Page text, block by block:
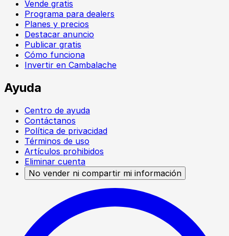
Vende gratis
Programa para dealers
Planes y precios
Destacar anuncio
Publicar gratis
Cómo funciona
Invertir en Cambalache
Ayuda
Centro de ayuda
Contáctanos
Política de privacidad
Términos de uso
Artículos prohibidos
Eliminar cuenta
No vender ni compartir mi información